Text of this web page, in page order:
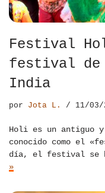
Festival
festival de
India
por Jota L. 11/03/
Holi es un antiguo
conocido como el
día, el festival se
»